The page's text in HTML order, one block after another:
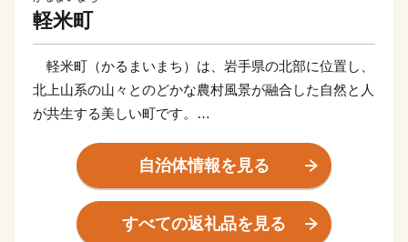
軽米町
軽米町（かるまいまち）は、岩手県の北部に位置し、
北上山系の山々とのどかな農村風景が融合した自然と人
が共生する美しい町です。
「ひとにやさしく活力あふれるまち」の実現に向けて全
力で取り組んでいます。
また、自然と調和した再生可能エネルギー供給を安定
化させることが求められる昨今、太陽光発電や養鶏業か
自治体情報を見る
すべての返礼品を見る